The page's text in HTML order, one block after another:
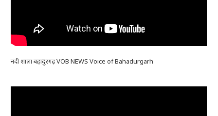
नंदी शाला बहादुरगढ़ VOB NEWS Voice of Bahadurgarh